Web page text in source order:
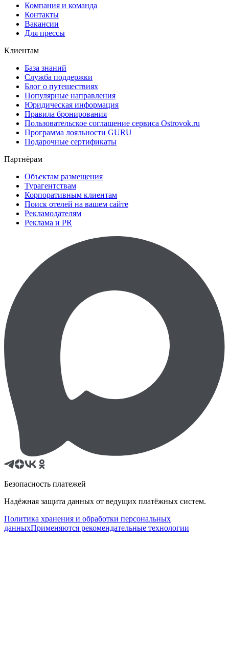
Компания и команда
Контакты
Вакансии
Для прессы
Клиентам
База знаний
Служба поддержки
Блог о путешествиях
Популярные направления
Юридическая информация
Правила бронирования
Пользовательское соглашение сервиса Ostrovok.ru
Программа лояльности GURU
Подарочные сертификаты
Партнёрам
Объектам размещения
Турагентствам
Корпоративным клиентам
Поиск отелей на вашем сайте
Рекламодателям
Реклама и PR
Безопасность платежей
Надёжная защита данных от ведущих платёжных систем.
Политика хранения и обработки персональных
данныхПрименяются рекомендательные технологии